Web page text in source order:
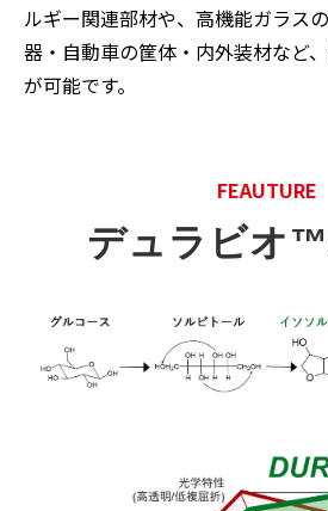
ルギー関連部材や、高機能ガラス
器・自動車の筐体・内外装材など
が可能です。
FEAUTURE
デュラビオ